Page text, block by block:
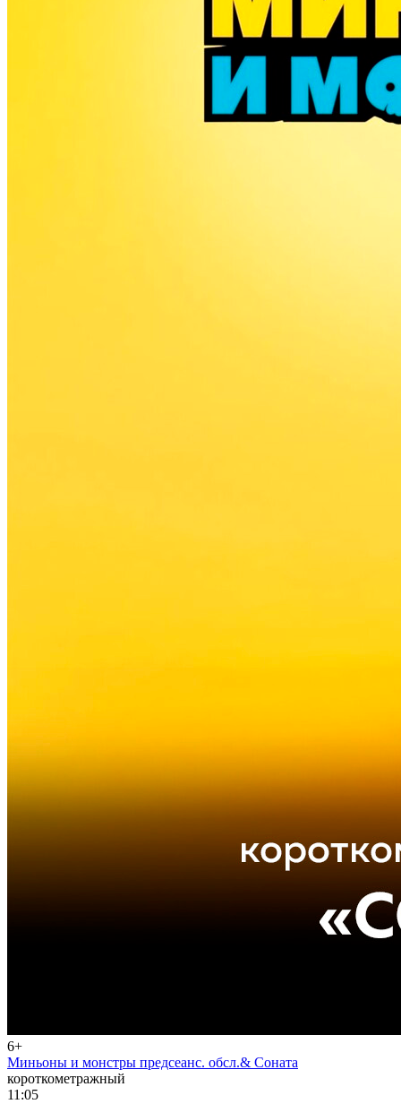
6+
Миньоны и монстры предсеанс. обсл.& Соната
короткометражный
11:05